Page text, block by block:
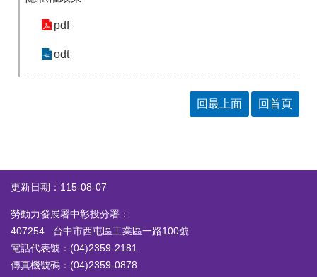
pdf
odt
回最上面 回首頁
更新日期：115-08-07
勞動力發展署中彰投分署：
407254 台中市西屯區工業區一路100號
電話代表號：(04)2359-2181
傳真機號碼：(04)2359-0878